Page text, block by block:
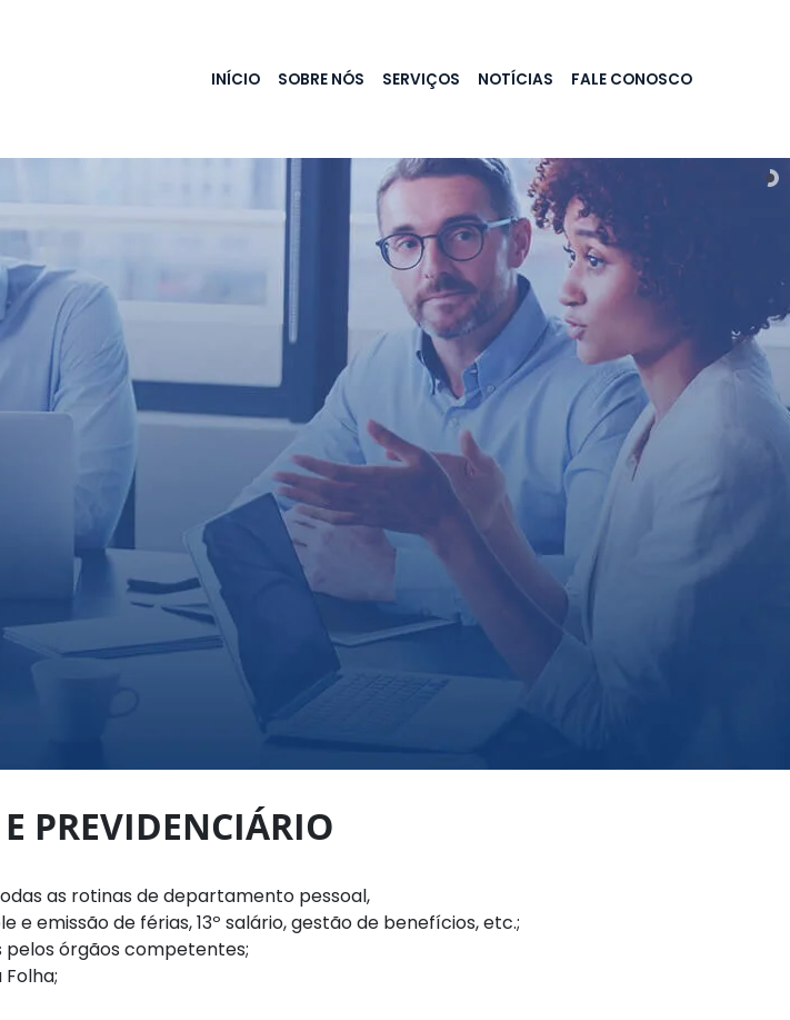
INÍCIO SOBRE NÓS SERVIÇOS NOTÍCIAS FALE CONOSCO
PREVIDENCIÁRIO
as rotinas de departamento pessoal,
emissão de férias, 13º salário, gestão de benefícios, etc.;
pelos órgãos competentes;